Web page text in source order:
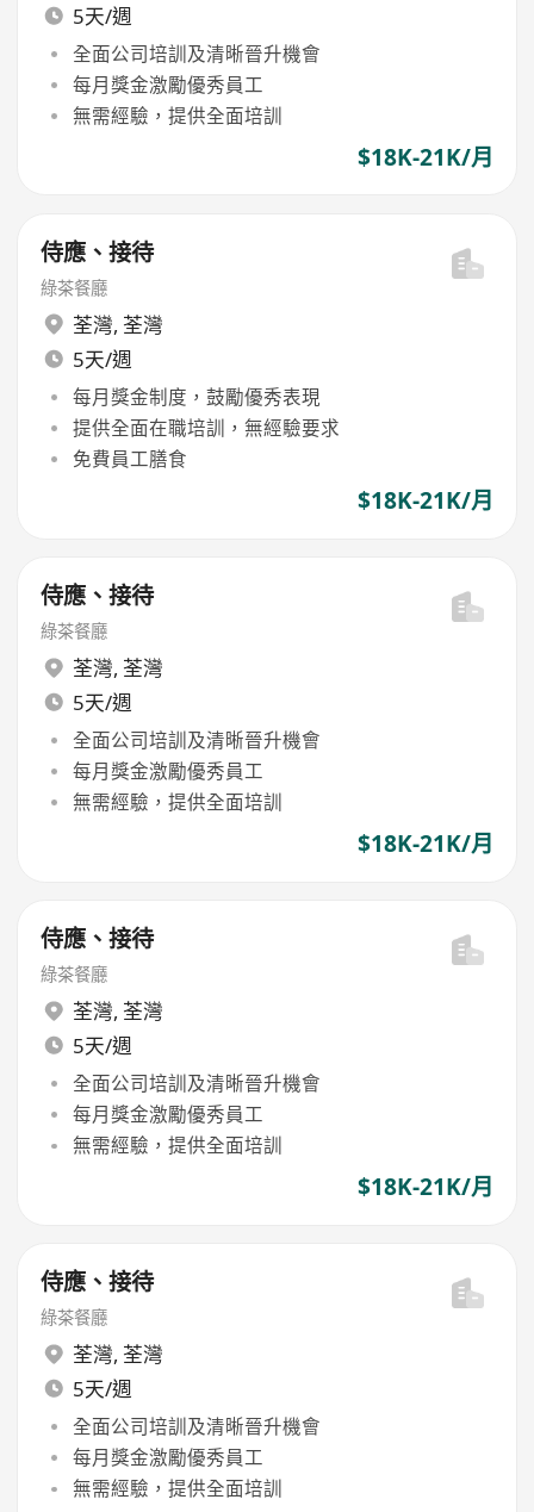
5天/週
全面公司培訓及清晰晉升機會
每月獎金激勵優秀員工
無需經驗，提供全面培訓
$18K-21K/月
侍應、接待
綠茶餐廳
荃灣, 荃灣
5天/週
每月獎金制度，鼓勵優秀表現
提供全面在職培訓，無經驗要求
免費員工膳食
$18K-21K/月
侍應、接待
綠茶餐廳
荃灣, 荃灣
5天/週
全面公司培訓及清晰晉升機會
每月獎金激勵優秀員工
無需經驗，提供全面培訓
$18K-21K/月
侍應、接待
綠茶餐廳
荃灣, 荃灣
5天/週
全面公司培訓及清晰晉升機會
每月獎金激勵優秀員工
無需經驗，提供全面培訓
$18K-21K/月
侍應、接待
綠茶餐廳
荃灣, 荃灣
5天/週
全面公司培訓及清晰晉升機會
每月獎金激勵優秀員工
無需經驗，提供全面培訓